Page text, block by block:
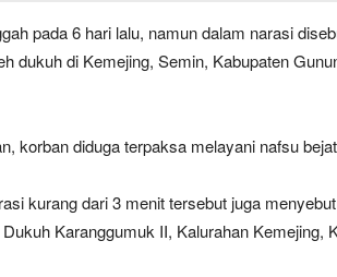
pada 6 hari lalu, namun dalam narasi
dukuh di Kemejing, Semin, Kabupaten
korban diduga terpaksa melayani nafsu
kurang dari 3 menit tersebut juga
Karanggumuk II, Kalurahan Kemejing,